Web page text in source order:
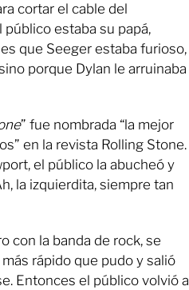
cortar el cable del
estaba su papá,
que Seeger estaba furioso,
porque Dylan le arruinaba
” fue nombrada “la mejor
en la revista Rolling Stone.
el público la abucheó y
la izquierdita, siempre tan
con la banda de rock, se
rápido que pudo y salió
Entonces el público volvió a